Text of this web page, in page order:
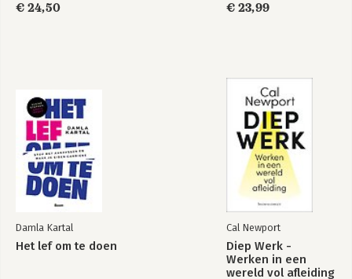
€ 24,50
€ 23,99
Damla Kartal
Het lef om te doen
Cal Newport
Diep Werk -
Werken in een
wereld vol afleiding